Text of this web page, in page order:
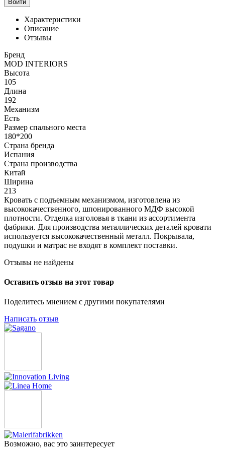
Войти
Характеристики
Описание
Отзывы
Бренд
MOD INTERIORS
Высота
105
Длина
192
Механизм
Есть
Размер спального места
180*200
Страна бренда
Испания
Страна производства
Китай
Ширина
213
Кровать c подъемным механизмом, изготовлена из
высококачественного, шпонированного МДФ высокой
плотности. Отделка изголовья в ткани из ассортимента
фабрики. Для производства металлических деталей кровати
используется высококачественный металл. Покрывала,
подушки и матрас не входят в комплект поставки.
Отзывы не найдены
Оставить отзыв на этот товар
Поделитесь мнением с другими покупателями
Написать отзыв
Возможно, вас это заинтересует